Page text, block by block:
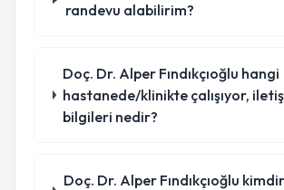
randevu alabilirim?
Doç. Dr. Alper Fındıkçıoğlu hangi
hastanede/klinikte çalışıyor,
bilgileri nedir?
Doç. Dr. Alper Fındıkçıoğlu